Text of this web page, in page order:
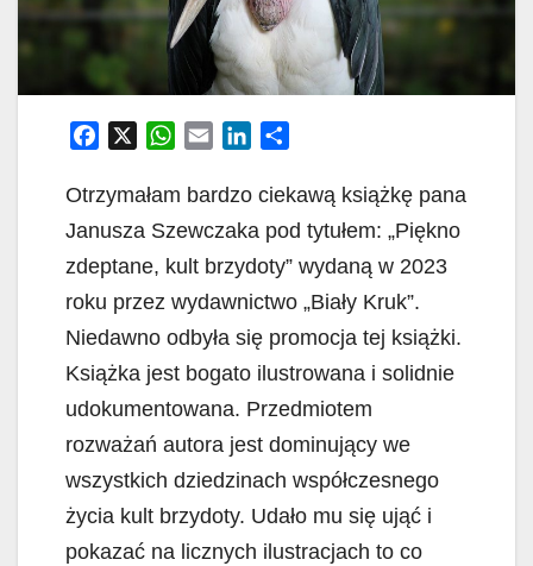
c
o
o
k
W
a
A
p
p
a
n
d
I
n
a
Otrzymałam bardzo ciekawą książkę pana
Janusza Szewczaka pod tytułem: „Piękno
zdeptane, kult brzydoty” wydaną w 2023
roku przez wydawnictwo „Biały Kruk”.
Niedawno odbyła się promocja tej książki.
Książka jest bogato ilustrowana i solidnie
udokumentowana. Przedmiotem
rozważań autora jest dominujący we
wszystkich dziedzinach współczesnego
życia kult brzydoty. Udało mu się ująć i
pokazać na licznych ilustracjach to co